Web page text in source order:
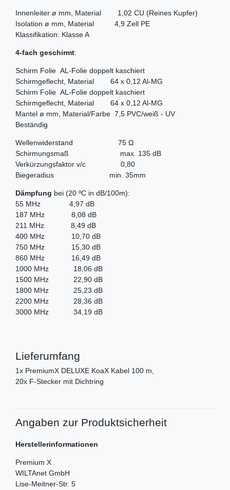
Innenleiter ø mm, Material 1,02 CU (Reines Kupfer)
Isolation ø mm, Material 4,9 Zell PE
Klassifikation: Klasse A
4-fach geschirmt:
Schirm Folie AL-Folie doppelt kaschiert
Schirmgeflecht, Material 64 x 0,12 Al-MG
Schirm Folie AL-Folie doppelt kaschiert
Schirmgeflecht, Material 64 x 0,12 Al-MG
Mantel ø mm, Material/Farbe 7,5 PVC/weiß - UV
Beständig
Wellenwiderstand 75 Ω
Schirmungsmaß max. 135 dB
Verkürzungsfaktor v/c 0,80
Biegeradius min. 35mm
Dämpfung bei (20 ºC in dB/100m):
55 MHz 4,97 dB
187 MHz 8,08 dB
211 MHz 8,49 dB
400 MHz 10,70 dB
750 MHz 15,30 dB
860 MHz 16,49 dB
1000 MHz 18,06 dB
1500 MHz 22,90 dB
1800 MHz 25,23 dB
2200 MHz 28,36 dB
3000 MHz 34,19 dB
Lieferumfang
1x PremiumX DELUXE KoaX Kabel 100 m,
20x F-Stecker mit Dichtring
Angaben zur Produktsicherheit
Herstellerinformationen
Premium X
WILTAnet GmbH
Lise-Meitner-Str. 5